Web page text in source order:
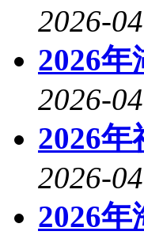
2026-
2026
2026-
2026
2026-
2026